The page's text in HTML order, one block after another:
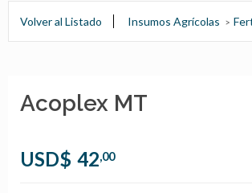
Volver al Listado Insumos Agrícolas
Acoplex MT
USD$ 42,00